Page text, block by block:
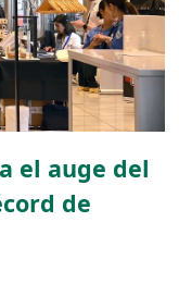
el auge del
de